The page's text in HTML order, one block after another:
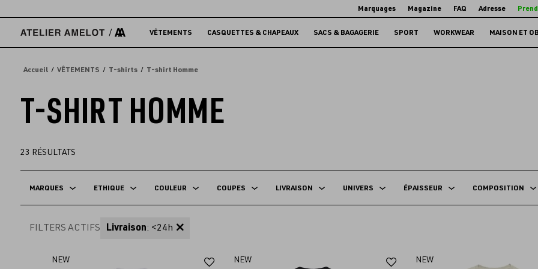
directement
contenu
Marquages Magazine FAQ Adresse
VÊTEMENTS CASQUETTES & CHAPEAUX SACS & BAGAGERIE SPORT WORKWEAR MAISON ET
Accueil VÊTEMENTS T-shirts T-shirt Homme
T-SHIRT HOMME
23 RÉSULTATS
MARQUES ETHIQUE COULEUR COUPES LIVRAISON UNIVERS ÉPAISSEUR COMPOSITION
FILTERS ACTIFS Livraison: <24h
NEW
Ajouter
NEW
Ajouter
NEW